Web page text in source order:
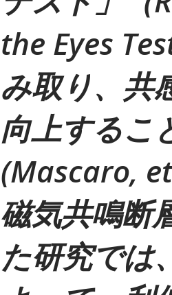
the Eyes
み取り、共
向上するこ
(Mascaro,
磁気共鳴断
た研究では